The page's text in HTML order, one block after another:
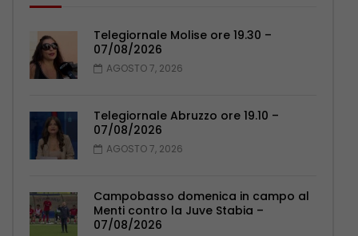
Telegiornale Molise ore 19.30 –
07/08/2026
AGOSTO 7, 2026
Telegiornale Abruzzo ore 19.10 –
07/08/2026
AGOSTO 7, 2026
Campobasso domenica in campo al
Menti contro la Juve Stabia –
07/08/2026